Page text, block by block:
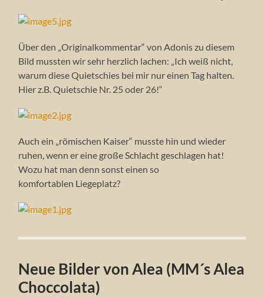
Über den „Originalkommentar“ von Adonis zu diesem
Bild mussten wir sehr herzlich lachen: „Ich weiß nicht,
warum diese Quietschies bei mir nur einen Tag halten.
Hier z.B. Quietschie Nr. 25 oder 26!“
Auch ein „römischen Kaiser“ musste hin und wieder
ruhen, wenn er eine große Schlacht geschlagen hat!
Wozu hat man denn sonst einen so
komfortablen Liegeplatz?
Neue Bilder von Alea (MM´s Alea
Choccolata)